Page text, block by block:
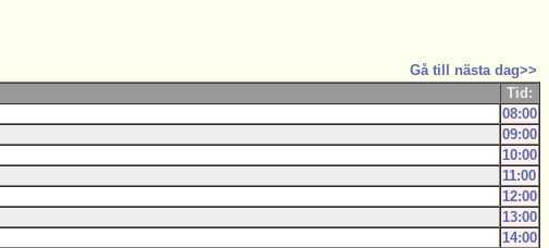
Gå till nästa dag>>
Tid:
08:00
09:00
10:00
11:00
12:00
13:00
14:00